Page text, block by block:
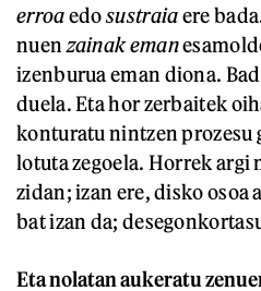
erroaedosustraiaere
nuen zainak eman
izenburua eman diona.
duela. Eta hor zerbaitek
konturatu nintzen prozesu
lotuta zegoela. Horrek argi
zidan; izan ere, disko osoa
bat izan da;
Eta nolatan aukeratu